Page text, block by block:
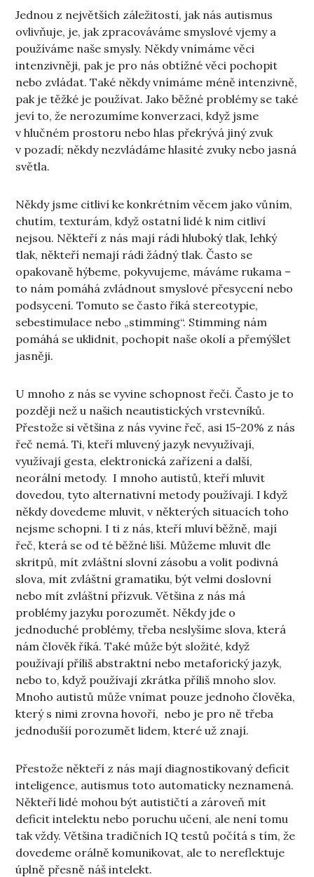
Jednou z největších záležitostí, jak nás autismus
ovlivňuje, je, jak zpracováváme smyslové vjemy a
používáme naše smysly. Někdy vnímáme věci
intenzivněji, pak je pro nás obtížné věci pochopit
nebo zvládat. Také někdy vnímáme méně intenzivně,
pak je těžké je používat. Jako běžné problémy se také
jeví to, že nerozumíme konverzaci, když jsme
v hlučném prostoru nebo hlas překrývá jiný zvuk
v pozadí; někdy nezvládáme hlasité zvuky nebo jasná
světla.
Někdy jsme citliví ke konkrétním věcem jako vůním,
chutím, texturám, když ostatní lidé k nim citliví
nejsou. Někteří z nás mají rádi hluboký tlak, lehký
tlak, někteří nemají rádi žádný tlak. Často se
opakovaně hýbeme, pokyvujeme, máváme rukama –
to nám pomáhá zvládnout smyslové přesycení nebo
podsycení. Tomuto se často říká stereotypie,
sebestimulace nebo „stimming“. Stimming nám
pomáhá se uklidnit, pochopit naše okolí a přemýšlet
jasněji.
U mnoho z nás se vyvine schopnost řeči. Často je to
později než u našich neautistických vrstevníků.
Přestože si většina z nás vyvine řeč, asi 15-20% z nás
řeč nemá. Ti, kteří mluvený jazyk nevyužívají,
využívají gesta, elektronická zařízení a další,
neorální metody. I mnoho autistů, kteří mluvit
dovedou, tyto alternativní metody používají. I když
někdy dovedeme mluvit, v některých situacích toho
nejsme schopni. I ti z nás, kteří mluví běžně, mají
řeč, která se od té běžné liší. Můžeme mluvit dle
skritpů, mít zvláštní slovní zásobu a volit podivná
slova, mít zvláštní gramatiku, být velmi doslovní
nebo mít zvláštní přízvuk. Většina z nás má
problémy jazyku porozumět. Někdy jde o
jednoduché problémy, třeba neslyšíme slova, která
nám člověk říká. Také může být složité, když
používají příliš abstraktní nebo metaforický jazyk,
nebo to, když používají zkrátka příliš mnoho slov.
Mnoho autistů může vnímat pouze jednoho člověka,
který s nimi zrovna hovoří, nebo je pro ně třeba
jednodušíí porozumět lidem, které už znají.
Přestože někteří z nás mají diagnostikovaný deficit
inteligence, autismus toto automaticky neznamená.
Někteří lidé mohou být autističtí a zároveň mít
deficit intelektu nebo poruchu učení, ale není tomu
tak vždy. Většina tradičních IQ testů počítá s tím, že
dovedeme orálně komunikovat, ale to nereflektuje
úplně přesně náš intelekt.